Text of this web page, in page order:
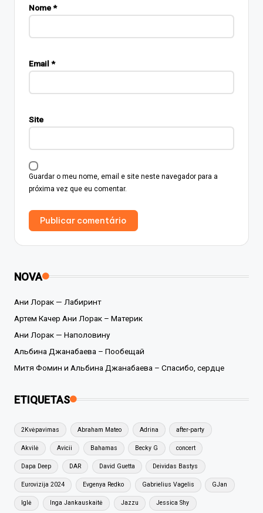
Nome*
Email *
Site
Guardar o meu nome, email e site neste navegador para a
próxima vez que eu comentar.
NOVA
Ани Лорак — Лабиринт
Артем Качер Ани Лорак – Материк
Ани Лорак — Наполовину
Альбина Джанабаева – Пообещай
Митя Фомин и Альбина Джанабаева – Спасибо, сердце
ETIQUETAS
2Kvėpavimas Abraham Mateo Adrina after-party
Akvilė Avicii Bahamas Becky G concert
Dapa Deep DAR David Guetta Deividas Bastys
Eurovizija 2024 Evgenya Redko Gabrielius Vagelis GJan
Iglė Inga Jankauskaitė Jazzu Jessica Shy